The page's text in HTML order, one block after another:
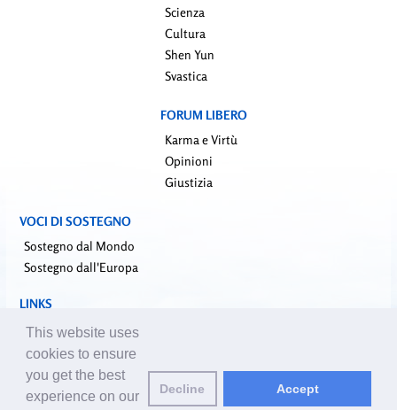
Scienza
Cultura
Shen Yun
Svastica
FORUM LIBERO
Karma e Virtù
Opinioni
Giustizia
VOCI DI SOSTEGNO
Sostegno dal Mondo
Sostegno dall'Europa
LINKS
falundafa.org (it)
faluninfo.net
minghui.org (en)
pureinsight.org
This website uses
cookies to ensure
you get the best
experience on our
Decline Accept